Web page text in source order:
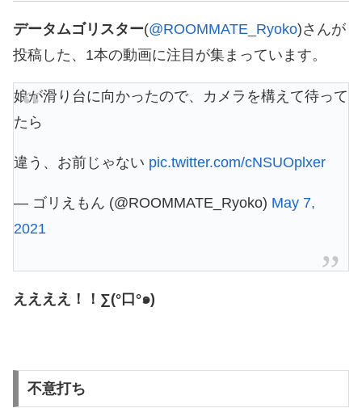
データムゴリスター(@ROOMMATE_Ryoko)さんが
投稿した、1本の動画に注目が集まっています。
娘が滑り台に向かったので、カメラを構えて待って
たら
違う、お前じゃない pic.twitter.com/cNSUOplxer
— ゴリえもん (@ROOMMATE_Ryoko) May 7,
2021
ええええ！！∑(°口°๑)
不意打ち